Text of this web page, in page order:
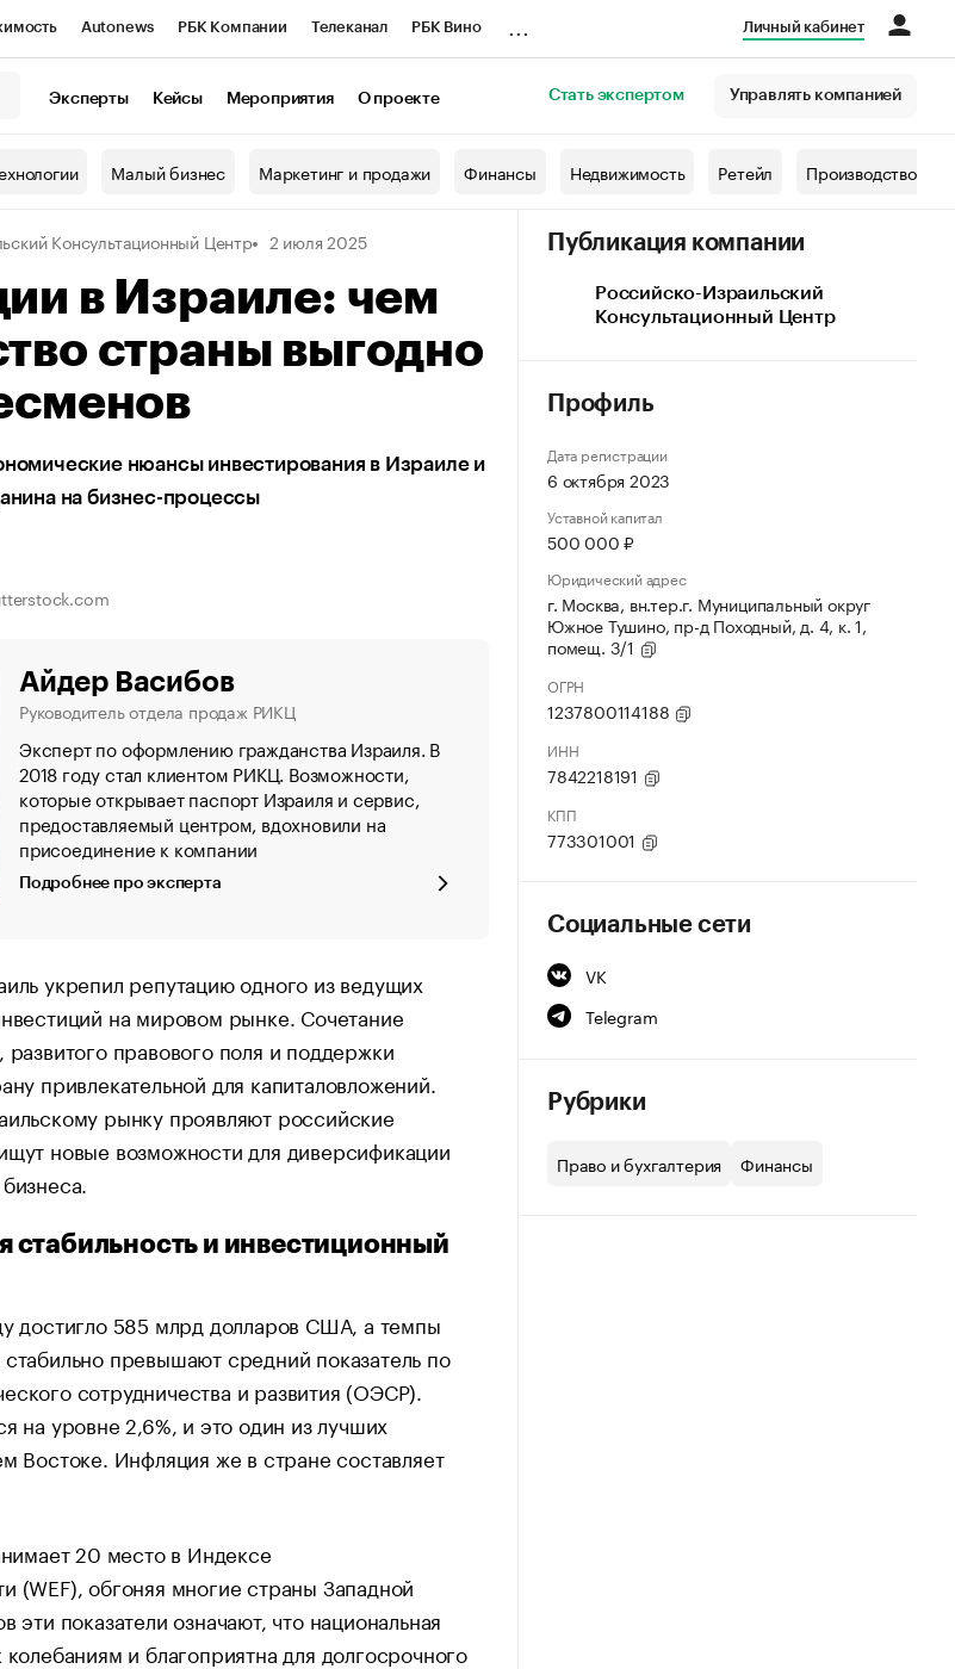
Autonews РБК Компании Телеканал РБК Вино Личный кабинет
Эксперты Кейсы Мероприятия О проекте Стать экспертом Управлять компанией
Малый бизнес Маркетинг и продажи Финансы Недвижимость Ретейл Производство
Консультационный Центр 2 июля 2025
в Израиле: чем
страны выгодно
нюансы инвестирования в Израиле и
на бизнес-процессы
Айдер Васибов
Руководитель отдела продаж РИКЦ
Эксперт по оформлению гражданства Израиля. В
2018 году стал клиентом РИКЦ. Возможности,
которые открывает паспорт Израиля и сервис,
предоставляемый центром, вдохновили на
присоединение к компании
Подробнее про эксперта
укрепил репутацию одного из ведущих
на мировом рынке. Сочетание
правового поля и поддержки
привлекательной для капиталовложений.
рынку проявляют российские
новые возможности для диверсификации
стабильность и инвестиционный
достигло 585 млрд долларов США, а темпы
превышают средний показатель по
сотрудничества и развития (ОЭСР).
на уровне 2,6%, и это один из лучших
Востоке. Инфляция же в стране составляет
20 место в Индексе
(WEF), обгоняя многие страны Западной
эти показатели означают, что национальная
и благоприятна для долгосрочного
Публикация компании
Российско-Израильский
Консультационный Центр
Профиль
Дата регистрации
6 октября 2023
Уставной капитал
500 000 ₽
Юридический адрес
г. Москва, вн.тер.г. Муниципальный округ
Южное Тушино, пр-д Походный, д. 4, к. 1,
помещ. 3/1
ОГРН
1237800114188
ИНН
7842218191
КПП
773301001
Социальные сети
VK
Telegram
Рубрики
Право и бухгалтерия Финансы